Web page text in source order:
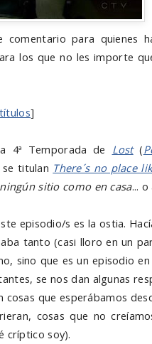
comentario para quienes
los que no les importe
]
4ª Temporada de Lost(
titulan There´s no place
sitio como en casa... o
episodio/s es la ostia.
tanto (casi lloro en un
sino que es un episodio
se nos dan algunas
que esperábamos
cosas que no
críptico soy).